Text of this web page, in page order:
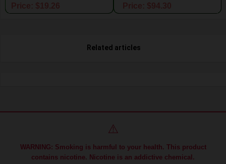
Related articles
⚠️
WARNING: Smoking is harmful to your health. This product
contains nicotine. Nicotine is an addictive chemical.